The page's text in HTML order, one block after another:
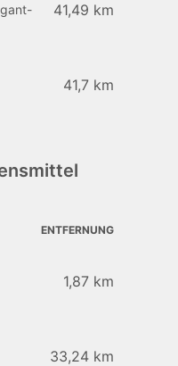
41,49 km
41,7 km
ENTFERNUNG
1,87 km
33,24 km